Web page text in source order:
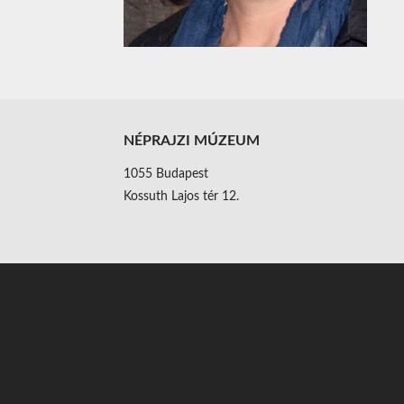
NÉPRAJZI MÚZEUM
1055 Budapest
Kossuth Lajos tér 12.